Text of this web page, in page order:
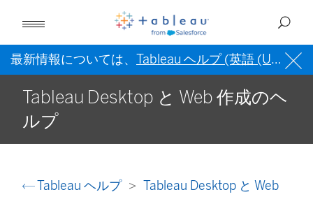
最新情報については、 Tableau ヘルプ (英語 (US)) を
Tableau Desktop と Web 作成のヘ
ルプ
Tableau ヘルプ
Tableau Desktop と Web